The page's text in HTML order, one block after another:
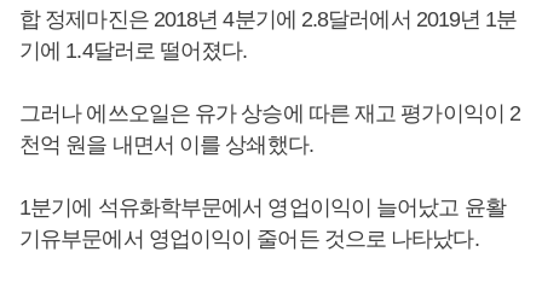
합 정제마진은 2018년 4분기에 2.8달러에서 2019년 1분
기에 1.4달러로 떨어졌다.
그러나 에쓰오일은 유가 상승에 따른 재고 평가이익이 2
천억 원을 내면서 이를 상쇄했다.
1분기에 석유화학부문에서 영업이익이 늘어났고 윤활
기유부문에서 영업이익이 줄어든 것으로 나타났다.